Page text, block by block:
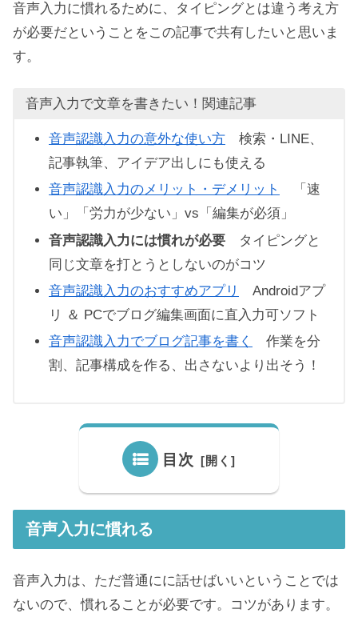
音声入力に慣れるために、タイピングとは違う考え方
が必要だということをこの記事で共有したいと思いま
す。
音声入力で文章を書きたい！関連記事
音声認識入力の意外な使い方検索・LINE、
記事執筆、アイデア出しにも使える
音声認識入力のメリット・デメリット
「速
い」「労力が少ない」vs「編集が必須」
音声認識入力には慣れが必要タイピングと
同じ文章を打とうとしないのがコツ
音声認識入力のおすすめアプリ
Androidアプ
リ ＆ PCでブログ編集画面に直入力可ソフト
音声認識入力でブログ記事を書く
作業を分
割、記事構成を作る、出さないより出そう！
目次
音声入力に慣れる
音声入力は、ただ普通にに話せばいいということでは
ないので、慣れることが必要です。コツがあります。